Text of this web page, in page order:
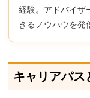
経験。アドバイザ
きるノウハウを発
キャリアパス